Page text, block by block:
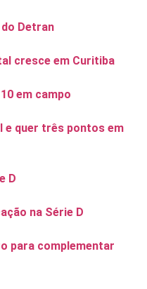
Detran
cresce em Curitiba
em campo
quer três pontos em
D
na Série D
para complementar